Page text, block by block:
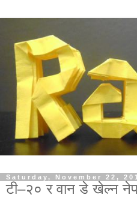
Saturday, November 22,
टी–२० र वान डे खेल्न